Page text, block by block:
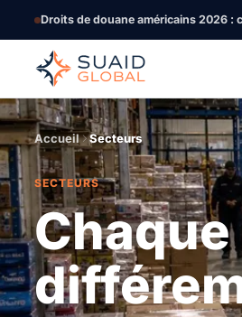
Droits de douane américains 2026
Accueil Secteurs
SECTEURS